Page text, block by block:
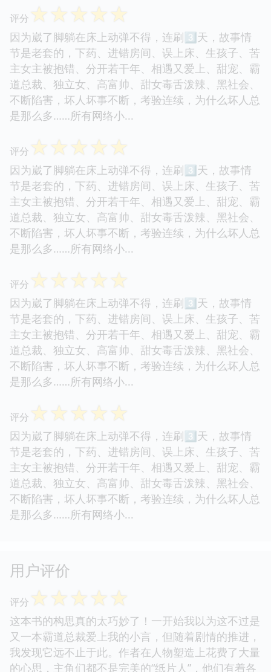
评分 ☆☆☆☆☆
因为崴了脚躺在床上动弹不得，连刷3⃣️天，故事情
节是老套的，下药、进错房间、误上床、生孩子、苦
主女主被抱错、分开若干年、相遇又爱上、甜宠、霸
道总裁、独立女、高富帅、甜女毒舌泼辣、黑社会、
不断陷害，坏人坏事不断，考验连续，为什么坏人总
是那么多……所有网络小...
评分 ☆☆☆☆☆
因为崴了脚躺在床上动弹不得，连刷3⃣️天，故事情
节是老套的，下药、进错房间、误上床、生孩子、苦
主女主被抱错、分开若干年、相遇又爱上、甜宠、霸
道总裁、独立女、高富帅、甜女毒舌泼辣、黑社会、
不断陷害，坏人坏事不断，考验连续，为什么坏人总
是那么多……所有网络小...
评分 ☆☆☆☆☆
因为崴了脚躺在床上动弹不得，连刷3⃣️天，故事情
节是老套的，下药、进错房间、误上床、生孩子、苦
主女主被抱错、分开若干年、相遇又爱上、甜宠、霸
道总裁、独立女、高富帅、甜女毒舌泼辣、黑社会、
不断陷害，坏人坏事不断，考验连续，为什么坏人总
是那么多……所有网络小...
评分 ☆☆☆☆☆
因为崴了脚躺在床上动弹不得，连刷3⃣️天，故事情
节是老套的，下药、进错房间、误上床、生孩子、苦
主女主被抱错、分开若干年、相遇又爱上、甜宠、霸
道总裁、独立女、高富帅、甜女毒舌泼辣、黑社会、
不断陷害，坏人坏事不断，考验连续，为什么坏人总
是那么多……所有网络小...
用户评价
评分 ☆☆☆☆☆
这本书的构思真的太巧妙了！一开始我以为这不过是
又一本霸道总裁爱上我的小言，但随着剧情的推进，
我发现它远不止于此。作者在人物塑造上花费了大量
的心思，主角们都不是完美的“纸片人”，他们有着各